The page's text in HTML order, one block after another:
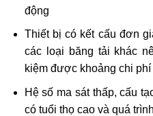
động
Thiết bị có kết cấu đơn
các loại băng tải khác
kiệm được khoảng chi phí
Hệ số ma sát thấp, cấu
có tuổi thọ cao và quá